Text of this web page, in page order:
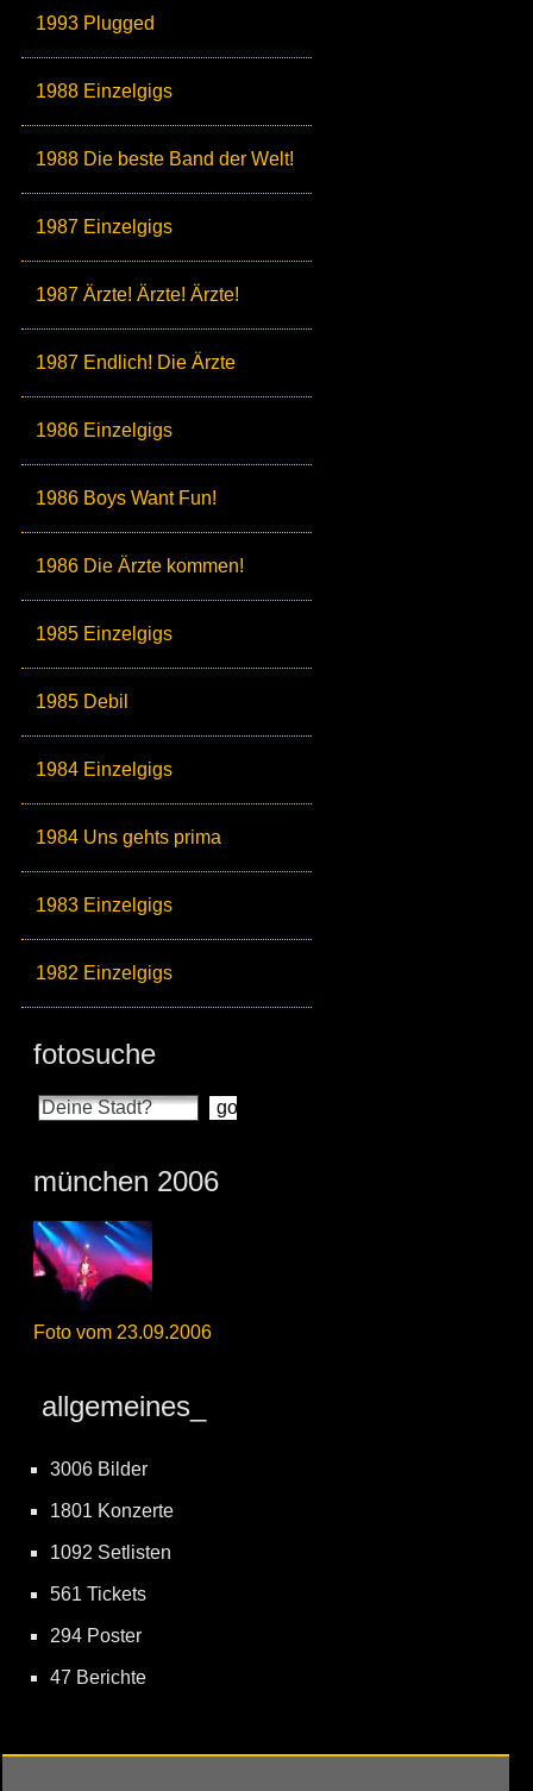
1993 Plugged
1988 Einzelgigs
1988 Die beste Band der Welt!
1987 Einzelgigs
1987 Ärzte! Ärzte! Ärzte!
1987 Endlich! Die Ärzte
1986 Einzelgigs
1986 Boys Want Fun!
1986 Die Ärzte kommen!
1985 Einzelgigs
1985 Debil
1984 Einzelgigs
1984 Uns gehts prima
1983 Einzelgigs
1982 Einzelgigs
fotosuche
münchen 2006
Foto vom 23.09.2006
allgemeines_
3006 Bilder
1801 Konzerte
1092 Setlisten
561 Tickets
294 Poster
47 Berichte